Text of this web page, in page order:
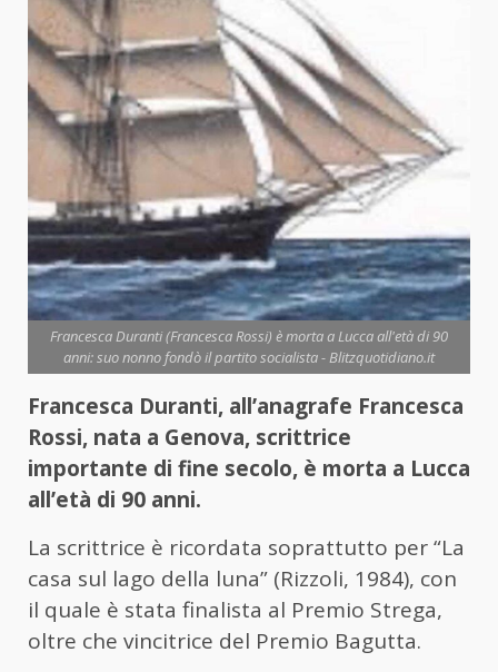
Francesca Duranti (Francesca Rossi) è morta a Lucca all'età di 90
anni: suo nonno fondò il partito socialista - Blitzquotidiano.it
Francesca Duranti, all’anagrafe Francesca
Rossi, nata a Genova, scrittrice
importante di fine secolo, è morta a Lucca
all’età di 90 anni.
La scrittrice è ricordata soprattutto per “La
casa sul lago della luna” (Rizzoli, 1984), con
il quale è stata finalista al Premio Strega,
oltre che vincitrice del Premio Bagutta.